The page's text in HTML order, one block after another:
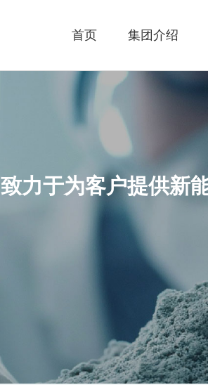
首页 集团介绍
致力于为客户提供新